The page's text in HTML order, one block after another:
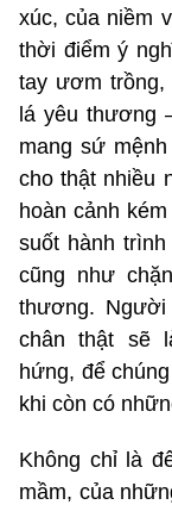
xúc, của niềm
thời điểm ý
tay ươm trồng,
lá yêu thương
mang sứ
cho thật nhiều
hoàn cảnh
suốt hành
cũng như
thương.
chân thật sẽ
hứng, để
khi còn có
Không chỉ là
mầm, của